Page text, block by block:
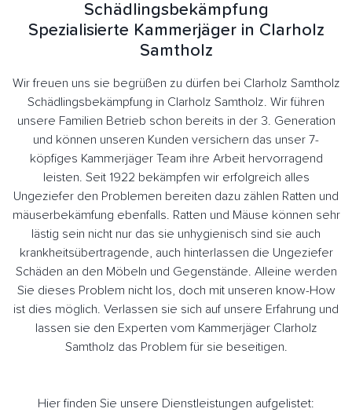
Schädlingsbekämpfung
Spezialisierte Kammerjäger in Clarholz
Samtholz
Wir freuen uns sie begrüßen zu dürfen bei Clarholz Samtholz
Schädlingsbekämpfung in Clarholz Samtholz. Wir führen
unsere Familien Betrieb schon bereits in der 3. Generation
und können unseren Kunden versichern das unser 7-
köpfiges Kammerjäger Team ihre Arbeit hervorragend
leisten. Seit 1922 bekämpfen wir erfolgreich alles
Ungeziefer den Problemen bereiten dazu zählen Ratten und
mäuserbekämfung ebenfalls. Ratten und Mäuse können sehr
lästig sein nicht nur das sie unhygienisch sind sie auch
krankheitsübertragende, auch hinterlassen die Ungeziefer
Schäden an den Möbeln und Gegenstände. Alleine werden
Sie dieses Problem nicht los, doch mit unseren know-How
ist dies möglich. Verlassen sie sich auf unsere Erfahrung und
lassen sie den Experten vom Kammerjäger Clarholz
Samtholz das Problem für sie beseitigen.
Hier finden Sie unsere Dienstleistungen aufgelistet: